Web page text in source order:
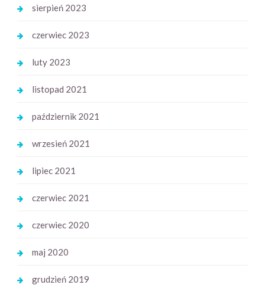
sierpień 2023
czerwiec 2023
luty 2023
listopad 2021
październik 2021
wrzesień 2021
lipiec 2021
czerwiec 2021
czerwiec 2020
maj 2020
grudzień 2019